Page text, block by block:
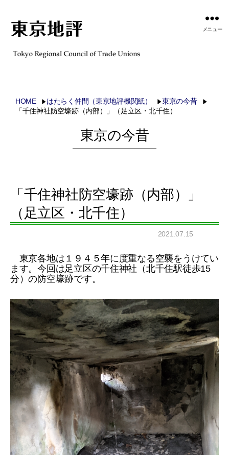
メニュー
HOME はたらく仲間（東京地評機関紙）
東京の今昔
「千住神社防空壕跡（内部）」（足立区・北千住）
東京の今昔
「千住神社防空壕跡（内部）」
（足立区・北千住）
2021.07.15
東京各地は１９４５年に度重なる空襲をうけてい
ます。今回は足立区の千住神社（北千住駅徒歩15
分）の防空壕跡です。